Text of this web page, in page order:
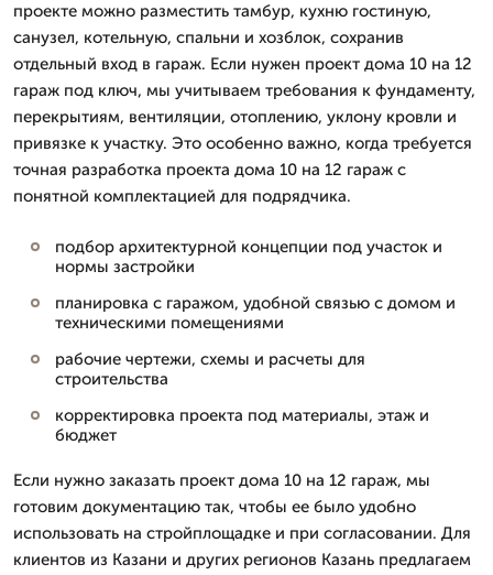
проекте можно разместить тамбур, кухню гостиную,
санузел, котельную, спальни и хозблок, сохранив
отдельный вход в гараж. Если нужен проект дома 10 на 12
гараж под ключ, мы учитываем требования к фундаменту,
перекрытиям, вентиляции, отоплению, уклону кровли и
привязке к участку. Это особенно важно, когда требуется
точная разработка проекта дома 10 на 12 гараж с
понятной комплектацией для подрядчика.
подбор архитектурной концепции под участок и
нормы застройки
планировка с гаражом, удобной связью с домом и
техническими помещениями
рабочие чертежи, схемы и расчеты для
строительства
корректировка проекта под материалы, этаж и
бюджет
Если нужно заказать проект дома 10 на 12 гараж, мы
готовим документацию так, чтобы ее было удобно
использовать на стройплощадке и при согласовании. Для
клиентов из Казани и других регионов Казань предлагаем